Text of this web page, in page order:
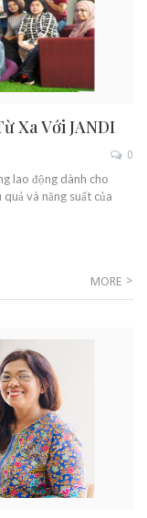
Xa Với JANDI
0
lao động dành cho
và năng suất của
MORE